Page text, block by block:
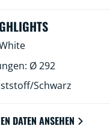
Ø 292
Schwarz
DATEN ANSEHEN